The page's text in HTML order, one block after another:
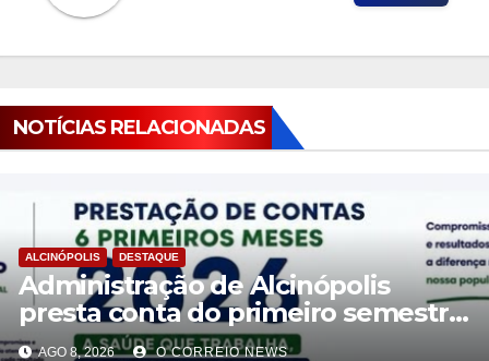
NOTÍCIAS RELACIONADAS
ALCINÓPOLIS DESTAQUE
Administração de Alcinópolis
presta conta do primeiro semestre
de 2026
AGO 8, 2026 O CORREIO NEWS